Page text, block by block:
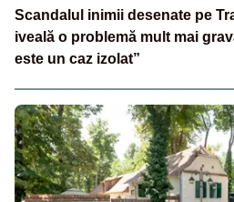
Scandalul inimii desenate pe
iveală o problemă mult mai
este un caz izolat”